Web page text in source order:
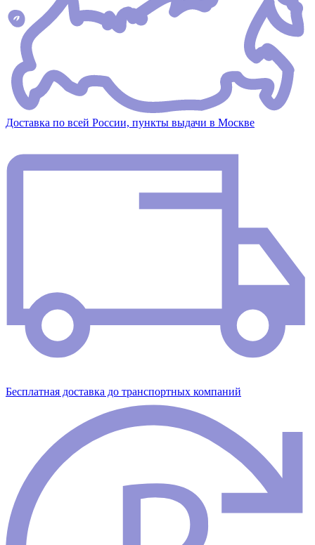
Доставка по всей России, пункты выдачи в Москве
Бесплатная доставка до транспортных компаний